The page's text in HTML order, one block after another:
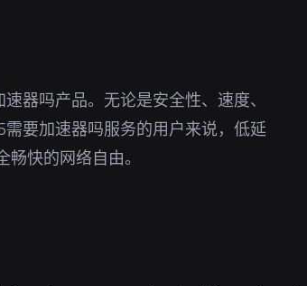
器吗产品。无论是安全性、速度、
要加速器吗服务的用户来说，低延
快的网络自由。